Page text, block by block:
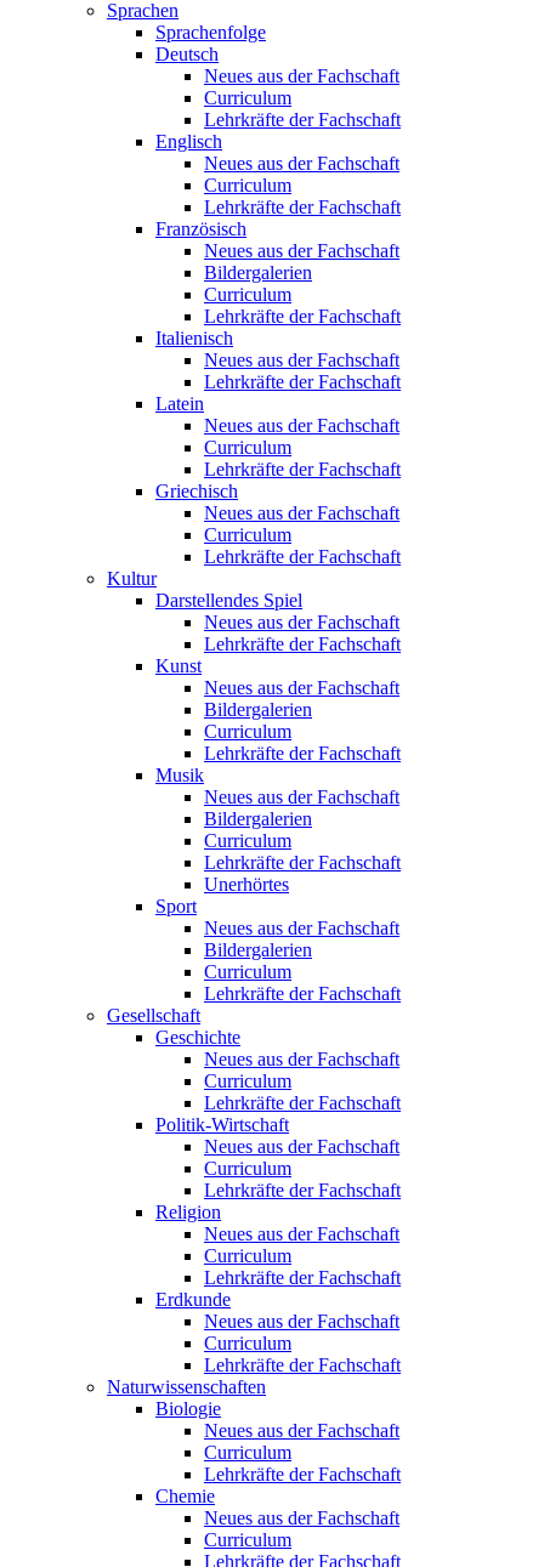
Sprachen
Sprachenfolge
Deutsch
Neues aus der Fachschaft
Curriculum
Lehrkräfte der Fachschaft
Englisch
Neues aus der Fachschaft
Curriculum
Lehrkräfte der Fachschaft
Französisch
Neues aus der Fachschaft
Bildergalerien
Curriculum
Lehrkräfte der Fachschaft
Italienisch
Neues aus der Fachschaft
Lehrkräfte der Fachschaft
Latein
Neues aus der Fachschaft
Curriculum
Lehrkräfte der Fachschaft
Griechisch
Neues aus der Fachschaft
Curriculum
Lehrkräfte der Fachschaft
Kultur
Darstellendes Spiel
Neues aus der Fachschaft
Lehrkräfte der Fachschaft
Kunst
Neues aus der Fachschaft
Bildergalerien
Curriculum
Lehrkräfte der Fachschaft
Musik
Neues aus der Fachschaft
Bildergalerien
Curriculum
Lehrkräfte der Fachschaft
Unerhörtes
Sport
Neues aus der Fachschaft
Bildergalerien
Curriculum
Lehrkräfte der Fachschaft
Gesellschaft
Geschichte
Neues aus der Fachschaft
Curriculum
Lehrkräfte der Fachschaft
Politik-Wirtschaft
Neues aus der Fachschaft
Curriculum
Lehrkräfte der Fachschaft
Religion
Neues aus der Fachschaft
Curriculum
Lehrkräfte der Fachschaft
Erdkunde
Neues aus der Fachschaft
Curriculum
Lehrkräfte der Fachschaft
Naturwissenschaften
Biologie
Neues aus der Fachschaft
Curriculum
Lehrkräfte der Fachschaft
Chemie
Neues aus der Fachschaft
Curriculum
Lehrkräfte der Fachschaft